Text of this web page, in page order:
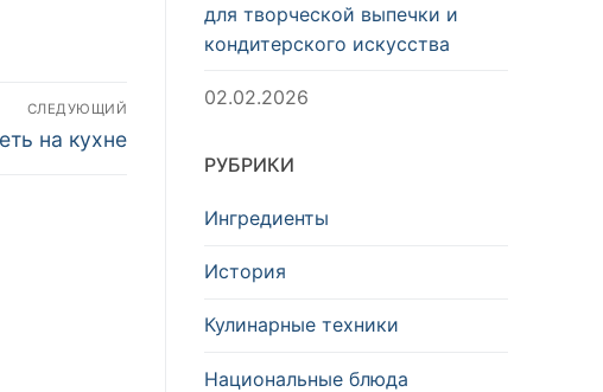
СЛЕДУЮЩИЙ
на кухне
для творческой выпечки и
кондитерского искусства
02.02.2026
РУБРИКИ
Ингредиенты
История
Кулинарные техники
Национальные блюда